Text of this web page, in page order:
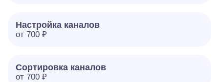
Настройка каналов
от 700 ₽
Сортировка каналов
от 700 ₽